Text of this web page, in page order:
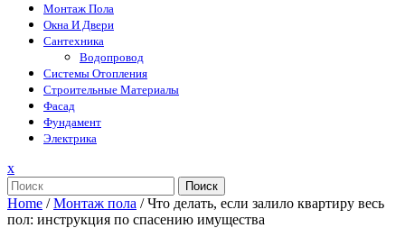
Монтаж Пола
Окна И Двери
Сантехника
Водопровод
Системы Отопления
Строительные Материалы
Фасад
Фундамент
Электрика
xЗакрыть
меню
Поиск
Home /Монтаж пола /Что делать, если залило квартиру весь
пол: инструкция по спасению имущества